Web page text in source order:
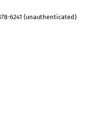
6241 (unauthenticated)